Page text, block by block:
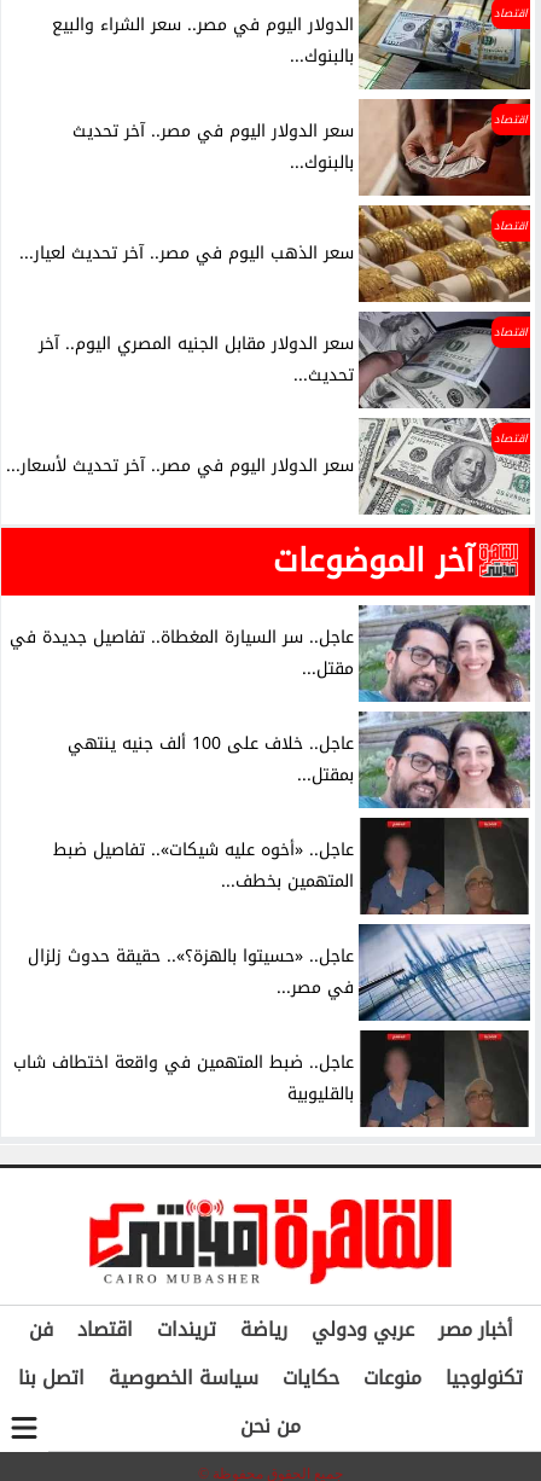
اقتصاد
الدولار اليوم في مصر.. سعر الشراء والبيع
بالبنوك...
اقتصاد
سعر الدولار اليوم في مصر.. آخر تحديث
بالبنوك...
اقتصاد
سعر الذهب اليوم في مصر.. آخر تحديث لعيار...
اقتصاد
سعر الدولار مقابل الجنيه المصري اليوم.. آخر
تحديث...
اقتصاد
سعر الدولار اليوم في مصر.. آخر تحديث لأسعار...
آخر الموضوعات
عاجل.. سر السيارة المغطاة.. تفاصيل جديدة في
مقتل...
عاجل.. خلاف على 100 ألف جنيه ينتهي
بمقتل...
عاجل.. «أخوه عليه شيكات».. تفاصيل ضبط
المتهمين بخطف...
عاجل.. «حسيتوا بالهزة؟».. حقيقة حدوث زلزال
في مصر...
عاجل.. ضبط المتهمين في واقعة اختطاف شاب
بالقليوبية
أخبار مصر عربي ودولي رياضة تريندات اقتصاد
فن
تكنولوجيا
منوعات حكايات سياسة الخصوصية
اتصل بنا
من نحن
جميع الحقوق محفوظة ©